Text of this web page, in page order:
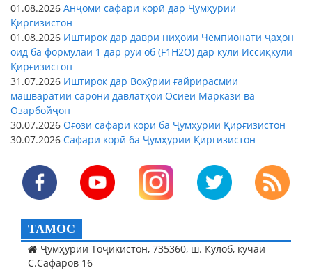
01.08.2026 Анҷоми сафари корӣ дар Ҷумҳурии
Қирғизистон
01.08.2026 Иштирок дар даври ниҳоии Чемпионати ҷаҳон
оид ба формулаи 1 дар рӯи об (F1H2O) дар кӯли Иссиқкӯли
Қирғизистон
31.07.2026 Иштирок дар Вохӯрии ғайрирасмии
машваратии сарони давлатҳои Осиёи Марказӣ ва
Озарбойҷон
30.07.2026 Оғози сафари корӣ ба Ҷумҳурии Қирғизистон
30.07.2026 Сафари корӣ ба Ҷумҳурии Қирғизистон
ТАМОС
Ҷумҳурии Тоҷикистон, 735360, ш. Кӯлоб, кӯчаи
С.Сафаров 16